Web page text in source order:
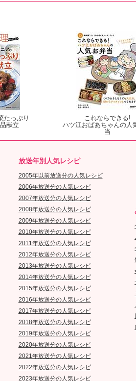
たっぷり
献立
これならできる!
ハツ江おばあちゃんの人
当
放送年別人気レシピ
2005年以前放送分の人気レシピ
2006年放送分の人気レシピ
2007年放送分の人気レシピ
2008年放送分の人気レシピ
2009年放送分の人気レシピ
2010年放送分の人気レシピ
2011年放送分の人気レシピ
2012年放送分の人気レシピ
2013年放送分の人気レシピ
2014年放送分の人気レシピ
2015年放送分の人気レシピ
2016年放送分の人気レシピ
2017年放送分の人気レシピ
2018年放送分の人気レシピ
2019年放送分の人気レシピ
2020年放送分の人気レシピ
2021年放送分の人気レシピ
2022年放送分の人気レシピ
2023年放送分の人気レシピ